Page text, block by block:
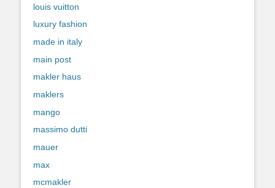
louis vuitton
luxury fashion
made in italy
main post
makler haus
maklers
mango
massimo dutti
mauer
max
mcmakler